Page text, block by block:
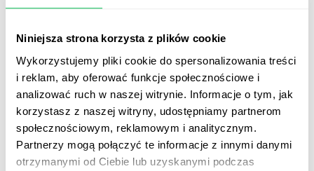
Niniejsza strona korzysta z plików cookie
Wykorzystujemy pliki cookie do spersonalizowania treści
i reklam, aby oferować funkcje społecznościowe i
analizować ruch w naszej witrynie. Informacje o tym, jak
korzystasz z naszej witryny, udostępniamy partnerom
społecznościowym, reklamowym i analitycznym.
Partnerzy mogą połączyć te informacje z innymi danymi
otrzymanymi od Ciebie lub uzyskanymi podczas
zamiast ręcznego dodawania każdej z nich. Pozwala to
pulę kandydatów.
Co powinien zawierać system
RMS?